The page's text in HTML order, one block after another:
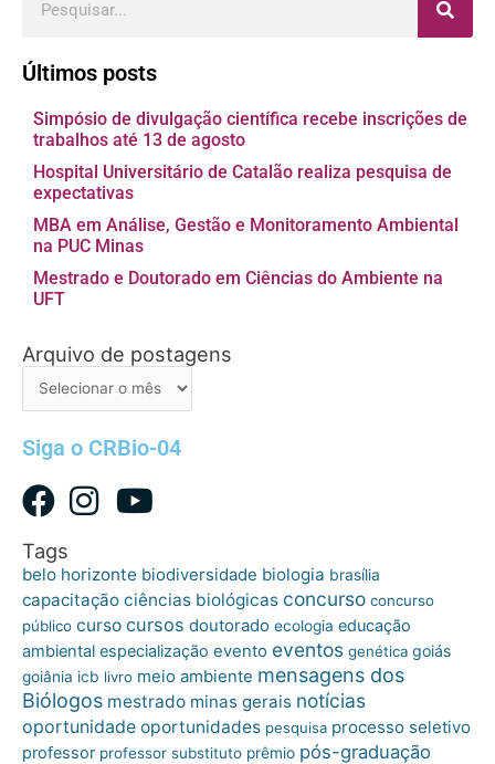
Últimos posts
Simpósio de divulgação científica recebe inscrições de
trabalhos até 13 de agosto
Hospital Universitário de Catalão realiza pesquisa de
expectativas
MBA em Análise, Gestão e Monitoramento Ambiental
na PUC Minas
Mestrado e Doutorado em Ciências do Ambiente na
UFT
Arquivo de postagens
Arquivo
Siga o CRBio-04
Tags
belo horizonte biodiversidade biologia brasília
capacitação ciências biológicas concurso concurso
público curso cursos doutorado ecologia educação
ambiental especialização evento eventos genética goiás
goiânia icb livro meio ambiente mensagens dos
Biólogos mestrado minas gerais notícias
oportunidade oportunidades pesquisa processo seletivo
professor professor substituto prêmio pós-graduação